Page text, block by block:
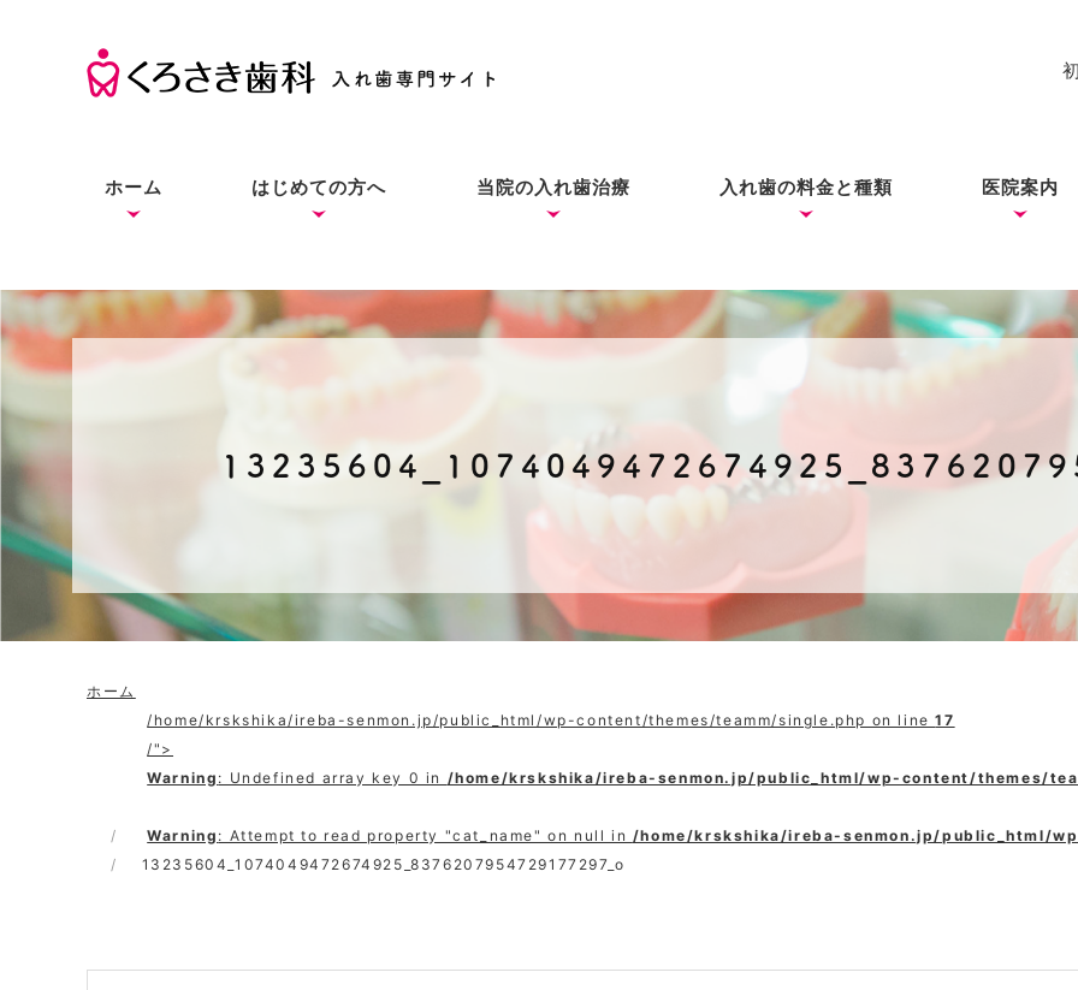
ホーム はじめての方へ 当院の入れ歯治療 入れ歯の料金と種類 医院案内
ホーム
/home/krskshika/ireba-senmon.jp/public_html/wp-content/themes/teamm/single.php on line17
/">
Warning : Undefined array key 0 in /home/krskshika/ireba-senmon.jp/public_html/wp-content/themes/
Warning : Attempt to read property "cat_name" on null in /home/krskshika/ireba-senmon.jp/public_html/
13235604_1074049472674925_8376207954729177297_o